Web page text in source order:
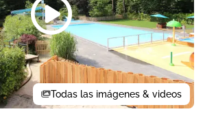
Todas las imágenes & videos